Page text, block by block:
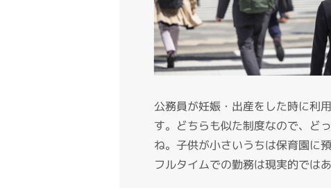
公務員が妊娠・出産をした時に利
す。どちらも似た制度なので、ど
ね。 子供が小さいうちは保育園に
フルタイムでの勤務は現実的ではあ